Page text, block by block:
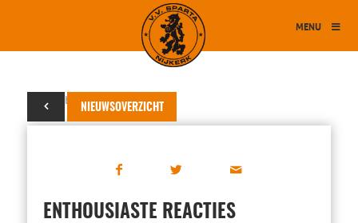
MENU
NIEUWSOVERZICHT
05 oktober 2017
ENTHOUSIASTE REACTIES